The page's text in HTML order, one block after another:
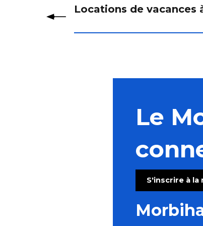
Locations de vacances
Le
S'inscrire à